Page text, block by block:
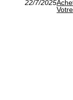
22/7/2025